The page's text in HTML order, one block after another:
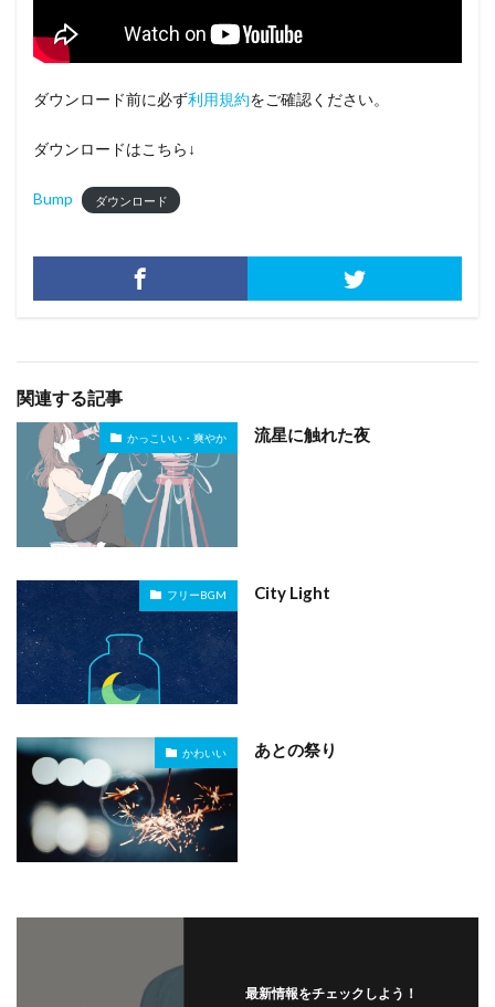
ダウンロード前に必ず利用規約をご確認ください。
ダウンロードはこちら↓
Bump ダウンロード
関連する記事
かっこいい・爽やか 流星に触れた夜
フリーBGM City Light
かわいい あとの祭り
最新情報をチェックしよう！